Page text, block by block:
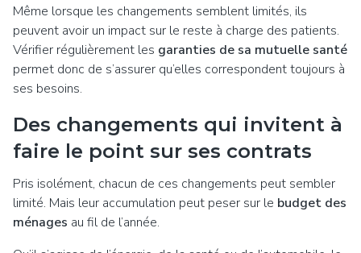
Même lorsque les changements semblent limités, ils
peuvent avoir un impact sur le reste à charge des patients.
Vérifier régulièrement les garanties de sa mutuelle santé
permet donc de s’assurer qu’elles correspondent toujours à
ses besoins.
Des changements qui invitent à
faire le point sur ses contrats
Pris isolément, chacun de ces changements peut sembler
limité. Mais leur accumulation peut peser sur le budget des
ménages au fil de l’année.